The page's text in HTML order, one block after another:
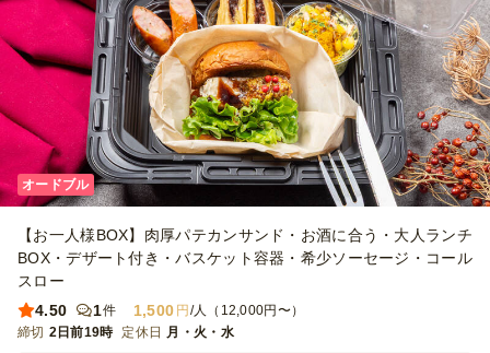
オードブル
【お一人様BOX】肉厚パテカンサンド・お酒に合う・大人ランチ
BOX・デザート付き・バスケット容器・希少ソーセージ・コール
スロー
4.50
1件 1,500 円 /人（12,000円〜）
締切 2日前19時 定休日 月・火・水